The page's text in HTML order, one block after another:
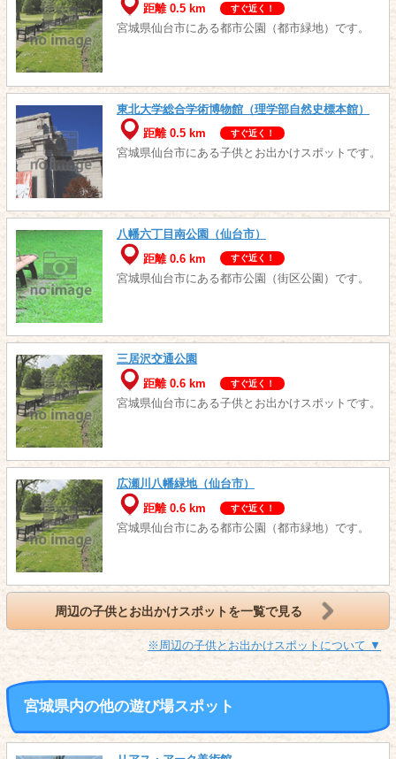
距離 0.5 km
すぐ近く！
宮城県仙台市にある都市公園（都市緑地）です。
東北大学総合学術博物館（理学部自然史標本館）
距離 0.5 km
すぐ近く！
宮城県仙台市にある子供とお出かけスポットです。
八幡六丁目南公園（仙台市）
距離 0.6 km
すぐ近く！
宮城県仙台市にある都市公園（街区公園）です。
三居沢交通公園
距離 0.6 km
すぐ近く！
宮城県仙台市にある子供とお出かけスポットです。
広瀬川八幡緑地（仙台市）
距離 0.6 km
すぐ近く！
宮城県仙台市にある都市公園（都市緑地）です。
周辺の子供とお出かけスポットを一覧で見る
※周辺の子供とお出かけスポットについて ▼
宮城県内の他の遊び場スポット